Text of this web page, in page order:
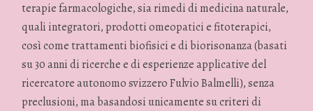
terapie farmacologiche, sia rimedi di medicina naturale,
quali integratori, prodotti omeopatici e fitoterapici,
così come trattamenti biofisici e di biorisonanza (basati
su 30 anni di ricerche e di esperienze applicative del
ricercatore autonomo svizzero Fulvio Balmelli), senza
preclusioni, ma basandosi unicamente su criteri di